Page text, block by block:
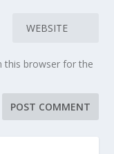
this browser for the